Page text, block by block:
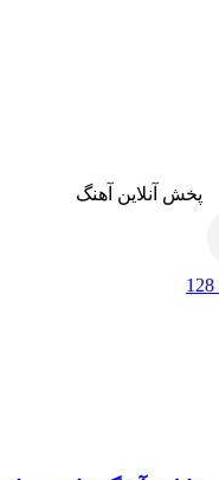
پخش آنلاین آهنگ